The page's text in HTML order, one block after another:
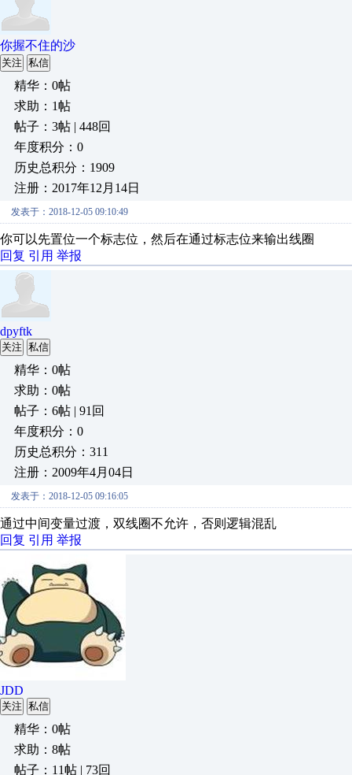
你握不住的沙
关注 私信
精华：0帖
求助：1帖
帖子：3帖 | 448回
年度积分：0
历史总积分：1909
注册：2017年12月14日
发表于：2018-12-05 09:10:49
你可以先置位一个标志位，然后在通过标志位来输出线圈
回复 引用 举报
dpyftk
关注 私信
精华：0帖
求助：0帖
帖子：6帖 | 91回
年度积分：0
历史总积分：311
注册：2009年4月04日
发表于：2018-12-05 09:16:05
通过中间变量过渡，双线圈不允许，否则逻辑混乱
回复 引用 举报
JDD
关注 私信
精华：0帖
求助：8帖
帖子：11帖 | 73回